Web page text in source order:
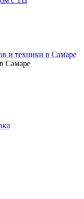
и техники в Самаре
Самаре